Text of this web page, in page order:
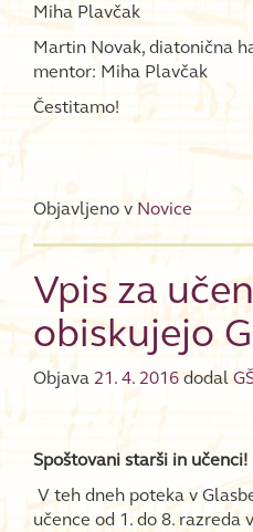
Miha Plavčak
Martin Novak, diatonična
mentor: Miha Plavčak
Čestitamo!
Objavljeno v Novice
Vpis za
obiskujejo
Objava 21. 4. 2016dodal
Spoštovani starši in učenci!
V teh dneh poteka v
učence od 1. do 8. razreda